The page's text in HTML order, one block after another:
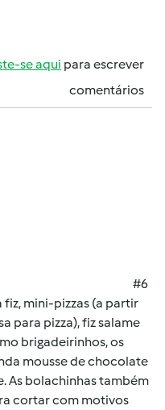
se aqui para escrever
comentários
#6
fiz, mini-pizzas (a partir
para pizza), fiz salame
brigadeirinhos, os
mousse de chocolate
As bolachinhas também
cortar com motivos